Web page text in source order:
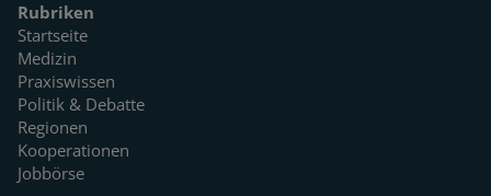
Rubriken
Startseite
Medizin
Praxiswissen
Politik & Debatte
Regionen
Kooperationen
Jobbörse